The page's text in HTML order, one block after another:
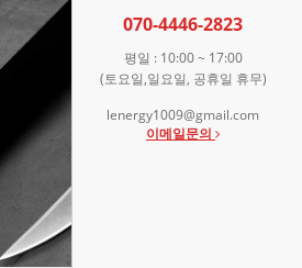
070-4446-2823
평일 : 10:00 ~ 17:00
(토요일,일요일, 공휴일 휴무)
lenergy1009@gmail.com
이메일문의